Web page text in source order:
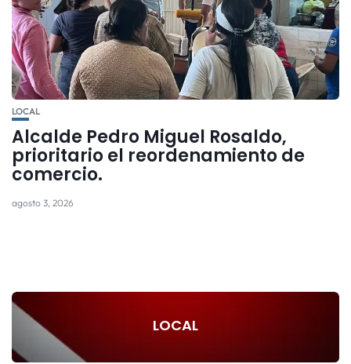
LOCAL
Alcalde Pedro Miguel Rosaldo,
prioritario el reordenamiento de
comercio.
agosto 3, 2026
LOCAL